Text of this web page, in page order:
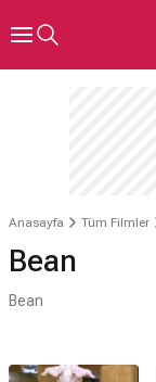
Anasayfa Tüm Filmler
Bean
Bean